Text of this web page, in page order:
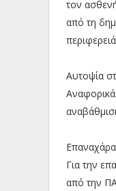
τον
από τη
Αυτοψία
Αναφορικά
Για την
από την